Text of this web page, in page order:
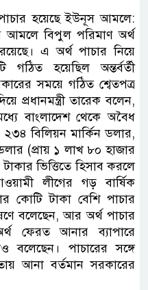
হয়েছে ইউনূস আমলে:
আমলে বিপুল পরিমাণ অর্থ
এ অর্থ পাচার নিয়ে
গঠিত হয়েছিল অন্তর্বর্তী
সময়ে গঠিত শ্বেতপত্র
প্রধানমন্ত্রী তারেক বলেন,
বাংলাদেশ থেকে অবৈধ
বিলিয়ন মার্কিন ডলার,
(প্রায় ১ লাখ ৮০ হাজার
ভিত্তিতে হিসাব করলে
লীগের গড় বার্ষিক
কোটি টাকা বেশি পাচার
বলেছেন, আর অর্থ পাচার
ফেরত আনার ব্যাপারে
বলেছেন। পাচারের সঙ্গে
আনা বর্তমান সরকারের